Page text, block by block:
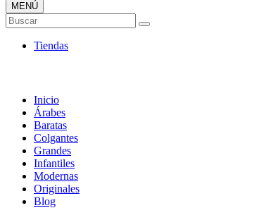
Tienda Online de Lámparas
TOP en Ventas
MENÚ
Buscar
Tiendas
Inicio
Árabes
Baratas
Colgantes
Grandes
Infantiles
Modernas
Originales
Blog